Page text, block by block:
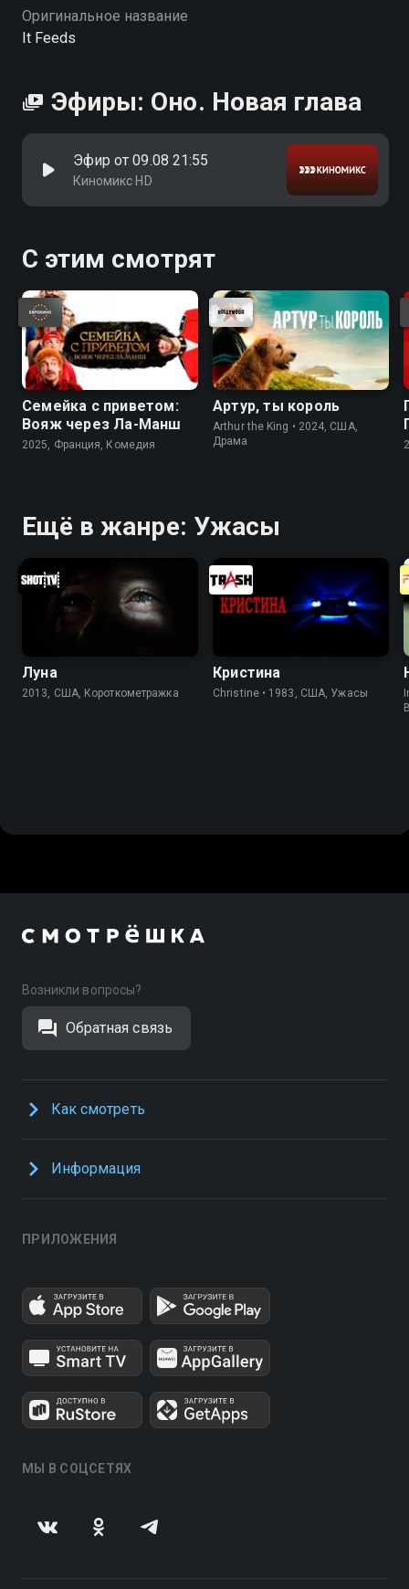
Оригинальное название
It Feeds
Эфиры: Оно. Новая глава
Эфир от 09.08 21:55
Киномикс HD
С этим смотрят
Семейка с приветом:
Вояж через Ла-Манш
2025, Франция, Комедия
Артур, ты король
Arthur the King • 2024, США,
Драма
Ещё в жанре: Ужасы
Луна
2013, США, Короткометражка
Кристина
Christine • 1983, США, Ужасы
Возникли вопросы?
Обратная связь
Как смотреть
Информация
ПРИЛОЖЕНИЯ
МЫ В СОЦСЕТЯХ